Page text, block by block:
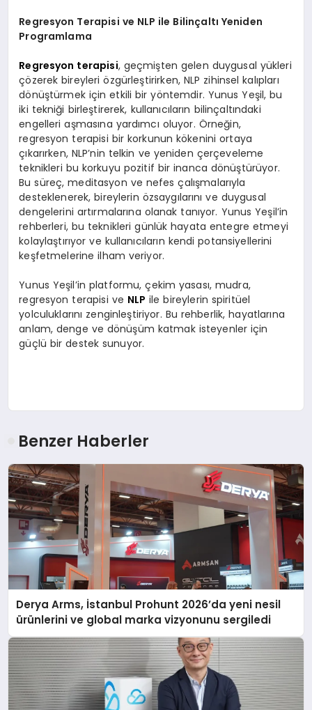
Regresyon Terapisi ve NLP ile Bilinçaltı Yeniden
Programlama
Regresyon terapisi, geçmişten gelen duygusal yükleri
çözerek bireyleri özgürleştirirken, NLP zihinsel kalıpları
dönüştürmek için etkili bir yöntemdir. Yunus Yeşil, bu
iki tekniği birleştirerek, kullanıcıların bilinçaltındaki
engelleri aşmasına yardımcı oluyor. Örneğin,
regresyon terapisi bir korkunun kökenini ortaya
çıkarırken, NLP’nin telkin ve yeniden çerçeveleme
teknikleri bu korkuyu pozitif bir inanca dönüştürüyor.
Bu süreç, meditasyon ve nefes çalışmalarıyla
desteklenerek, bireylerin özsaygılarını ve duygusal
dengelerini artırmalarına olanak tanıyor. Yunus Yeşil’in
rehberleri, bu teknikleri günlük hayata entegre etmeyi
kolaylaştırıyor ve kullanıcıların kendi potansiyellerini
keşfetmelerine ilham veriyor.
Yunus Yeşil’in platformu, çekim yasası, mudra,
regresyon terapisi ve NLP ile bireylerin spiritüel
yolculuklarını zenginleştiriyor. Bu rehberlik, hayatlarına
anlam, denge ve dönüşüm katmak isteyenler için
güçlü bir destek sunuyor.
Benzer Haberler
Derya Arms, İstanbul Prohunt 2026’da yeni nesil
ürünlerini ve global marka vizyonunu sergiledi